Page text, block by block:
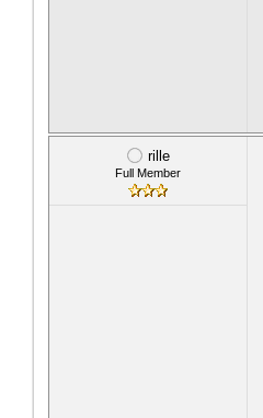
rille
Full Member